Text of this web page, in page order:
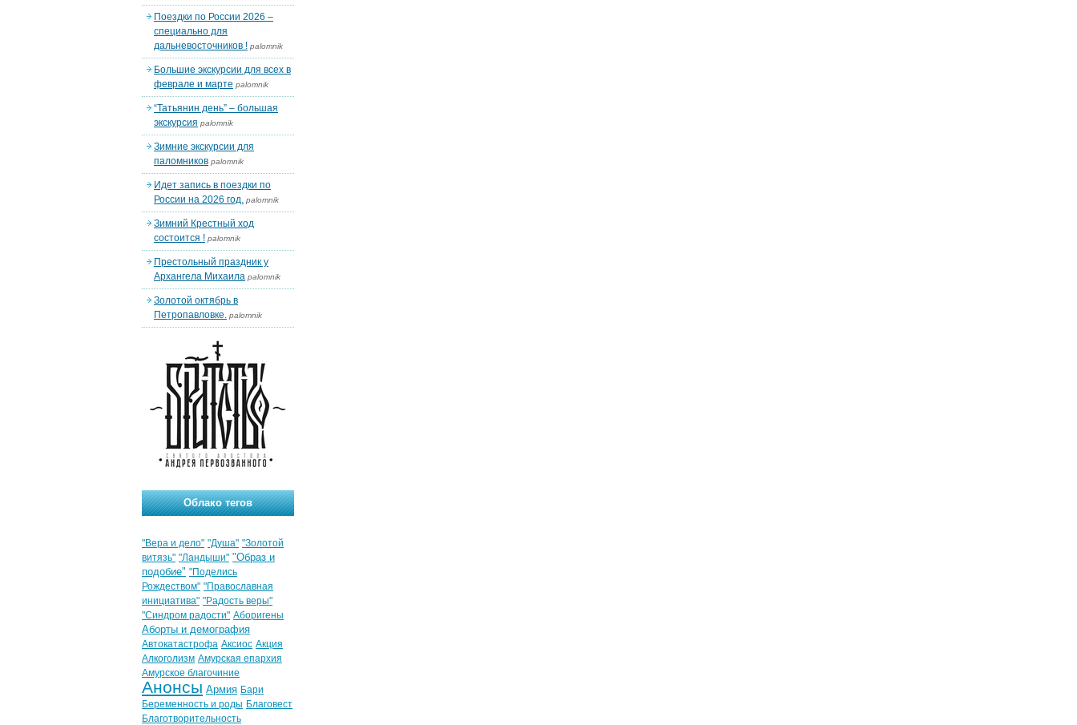
Поездки по России 2026 –
специально для
дальневосточников ! palomnik
Большие экскурсии для всех в
феврале и марте palomnik
“Татьянин день” – большая
экскурсия palomnik
Зимние экскурсии для
паломников palomnik
Идет запись в поездки по
России на 2026 год. palomnik
Зимний Крестный ход
состоится ! palomnik
Престольный праздник у
Архангела Михаила palomnik
Золотой октябрь в
Петропавловке. palomnik
Облако тегов
"Вера и дело" "Душа" "Золотой
витязь" "Ландыши" "Образ и
подобие" "Поделись
Рождеством" "Православная
инициатива" "Радость веры"
"Синдром радости" Аборигены
Аборты и демография
Автокатастрофа Аксиос Акция
Алкоголизм Амурская епархия
Амурское благочиние
Анонсы Армия Бари
Беременность и роды Благовест
Благотворительность